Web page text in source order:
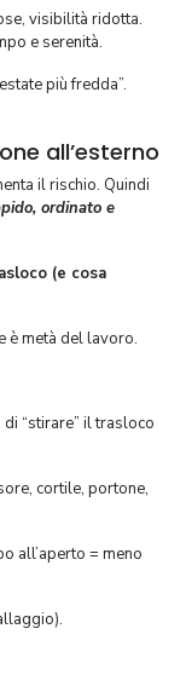
visibilità ridotta.
e serenità.
più fredda”.
all’esterno
il rischio. Quindi
ordinato e
(e cosa
è metà del lavoro.
“stirare” il trasloco
cortile, portone,
all’aperto = meno